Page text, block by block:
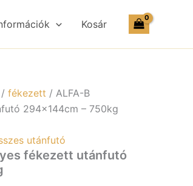
Kosár
/ fékezett / ALFA-B
294x144cm – 750kg
utánfutó
fékezett utánfutó